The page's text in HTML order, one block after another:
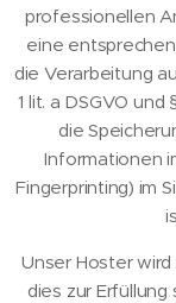
professionellen
eine
die Verarbeitung
1 lit. a DSGVO und
die
Informationen
Fingerprinting) im
Unser Hoster
dies zur